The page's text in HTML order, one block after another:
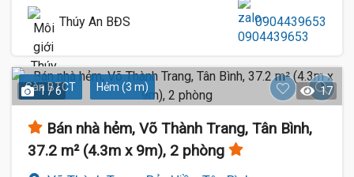
Thúy An BĐS 0904439653
Sàn BTCT Hẻm (3 m)
1 / 6 17
Bán nhà hẻm, Võ Thành Trang, Tân Bình,
37.2 m² (4.3m x 9m), 2 phòng